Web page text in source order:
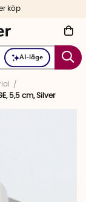
AI-läge
köp
5,5 cm, Silver